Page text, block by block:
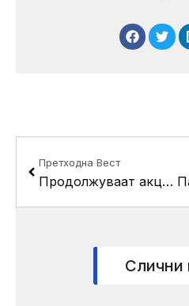
Претходна Вест
Продолжуваат акциите за чистење на јавните површини
Слични